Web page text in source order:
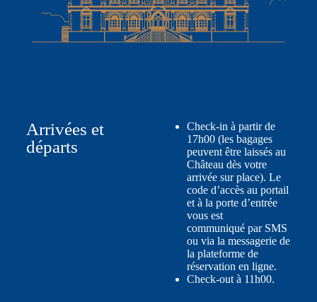
Arrivées et
départs
Check-in à partir de
17h00 (les bagages
peuvent être laissés au
Château dès votre
arrivée sur place). Le
code d’accès au portail
et à la porte d’entrée
vous est
communiqué par SMS
ou via la messagerie de
la plateforme de
réservation en ligne.
Check-out à 11h00.